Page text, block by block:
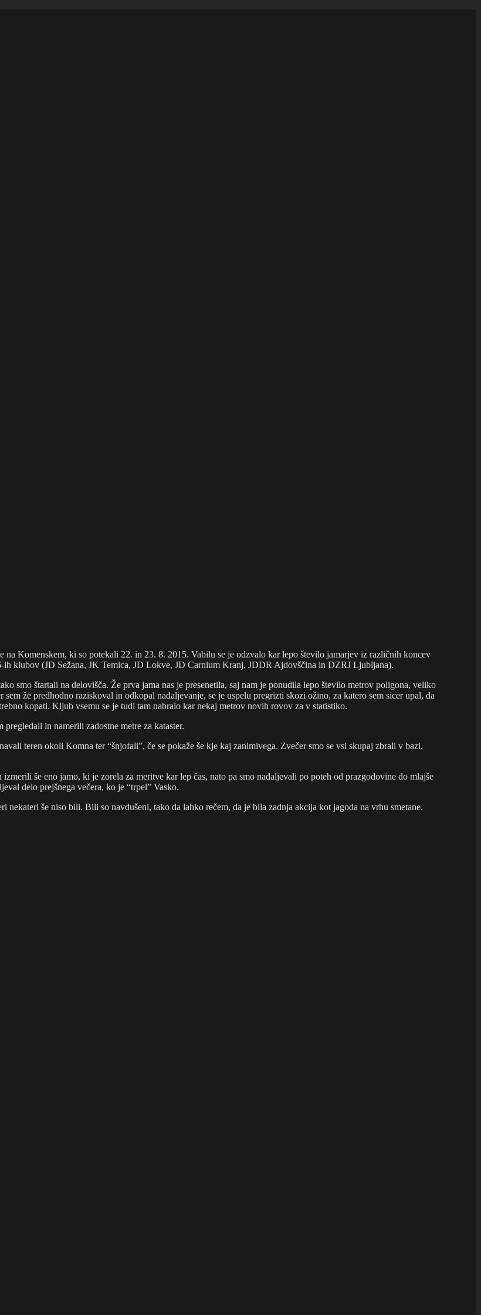
na Komenskem, ki so potekali 22. in 23. 8. 2015. Vabilu se je odzvalo kar lepo število jamarjev iz različnih koncev
klubov (JD Sežana, JK Temica, JD Lokve, JD Carnium Kranj, JDDR Ajdovščina in DZRJ Ljubljana).
smo štartali na delovišča. Že prva jama nas je presenetila, saj nam je ponudila lepo število metrov poligona, veliko
že predhodno raziskoval in odkopal nadaljevanje, se je uspelu pregrizti skozi ožino, za katero sem sicer upal, da
kopati. Kljub vsemu se je tudi tam nabralo kar nekaj metrov novih rovov za v statistiko.
in namerili zadostne metre za kataster.
teren okoli Komna ter “šnjofali”, če se pokaže še kje kaj zanimivega. Zvečer smo se vsi skupaj zbrali v bazi,
še eno jamo, ki je zorela za meritve kar lep čas, nato pa smo nadaljevali po poteh od prazgodovine do mlajše
delo prejšnega večera, ko je “trpel” Vasko.
še niso bili. Bili so navdušeni, tako da lahko rečem, da je bila zadnja akcija kot jagoda na vrhu smetane.